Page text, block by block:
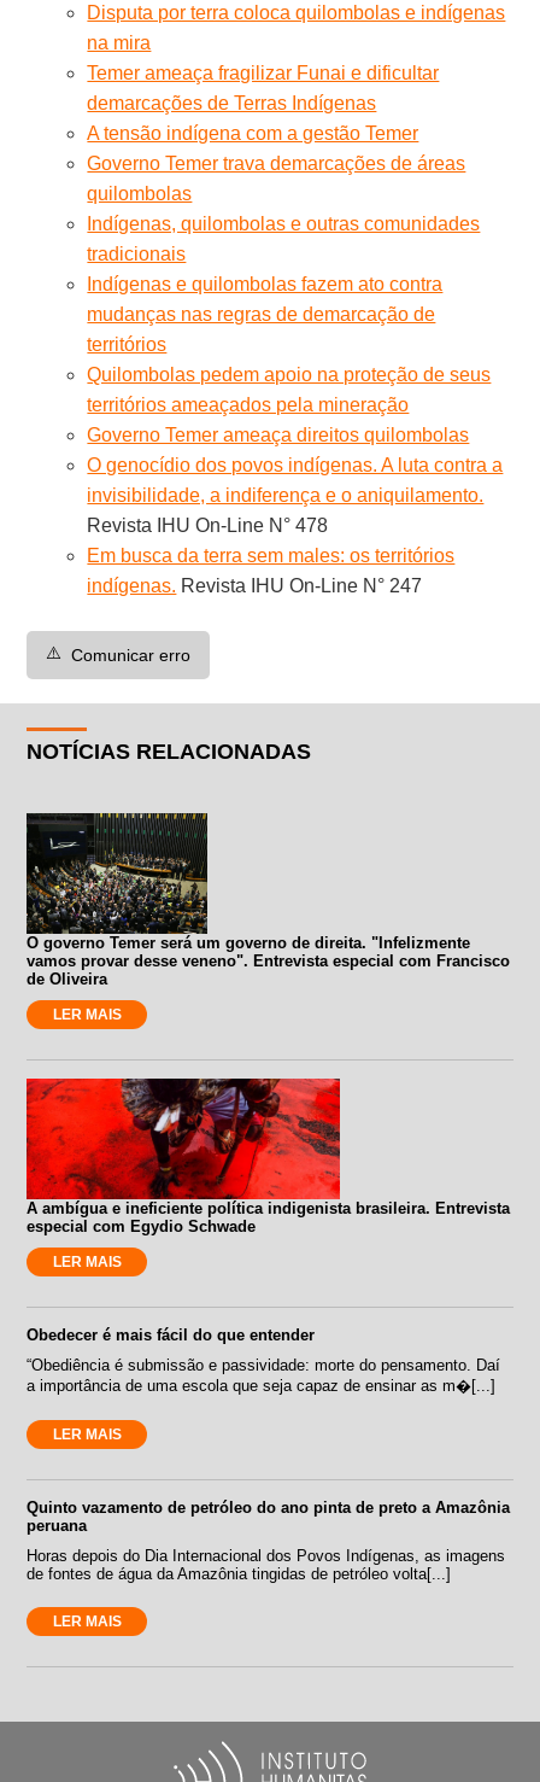
Disputa por terra coloca quilombolas e indígenas
na mira
Temer ameaça fragilizar Funai e dificultar
demarcações de Terras Indígenas
A tensão indígena com a gestão Temer
Governo Temer trava demarcações de áreas
quilombolas
Indígenas, quilombolas e outras comunidades
tradicionais
Indígenas e quilombolas fazem ato contra
mudanças nas regras de demarcação de
territórios
Quilombolas pedem apoio na proteção de seus
territórios ameaçados pela mineração
Governo Temer ameaça direitos quilombolas
O genocídio dos povos indígenas. A luta contra a
invisibilidade, a indiferença e o aniquilamento.
Revista IHU On-Line N° 478
Em busca da terra sem males: os territórios
indígenas. Revista IHU On-Line N° 247
⚠️ Comunicar erro
NOTÍCIAS RELACIONADAS
O governo Temer será um governo de direita. "Infelizmente
vamos provar desse veneno". Entrevista especial com Francisco
de Oliveira
LER MAIS
A ambígua e ineficiente política indigenista brasileira. Entrevista
especial com Egydio Schwade
LER MAIS
Obedecer é mais fácil do que entender
“Obediência é submissão e passividade: morte do pensamento. Daí
a importância de uma escola que seja capaz de ensinar as m�[...]
LER MAIS
Quinto vazamento de petróleo do ano pinta de preto a Amazônia
peruana
Horas depois do Dia Internacional dos Povos Indígenas, as imagens
de fontes de água da Amazônia tingidas de petróleo volta[...]
LER MAIS